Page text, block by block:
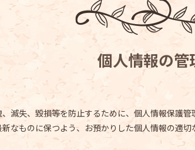
個人情報の管
滅失、毀損等を防止するために、個人情報保護
なものに保つよう、お預かりした個人情報の適切